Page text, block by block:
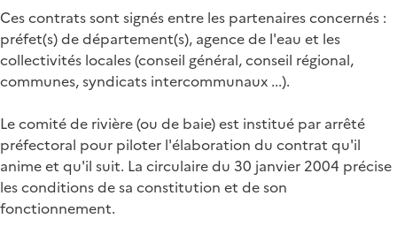
Ces contrats sont signés entre les partenaires concernés :
préfet(s) de département(s), agence de l'eau et les
collectivités locales (conseil général, conseil régional,
communes, syndicats intercommunaux ...).
Le comité de rivière (ou de baie) est institué par arrêté
préfectoral pour piloter l'élaboration du contrat qu'il
anime et qu'il suit. La circulaire du 30 janvier 2004 précise
les conditions de sa constitution et de son
fonctionnement.